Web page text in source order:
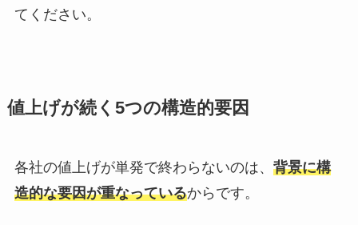
てください。
値上げが続く5つの構造的要因
各社の値上げが単発で終わらないのは、 背景に構
造的な要因が重なっているからです。